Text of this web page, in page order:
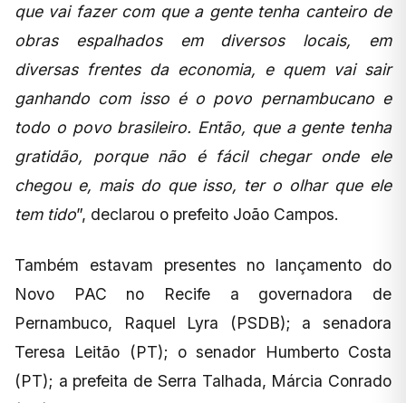
que vai fazer com que a gente tenha canteiro de
obras espalhados em diversos locais, em
diversas frentes da economia, e quem vai sair
ganhando com isso é o povo pernambucano e
todo o povo brasileiro. Então, que a gente tenha
gratidão, porque não é fácil chegar onde ele
chegou e, mais do que isso, ter o olhar que ele
tem tido”, declarou o prefeito João Campos.
Também estavam presentes no lançamento do
Novo PAC no Recife a governadora de
Pernambuco, Raquel Lyra (PSDB); a senadora
Teresa Leitão (PT); o senador Humberto Costa
(PT); a prefeita de Serra Talhada, Márcia Conrado